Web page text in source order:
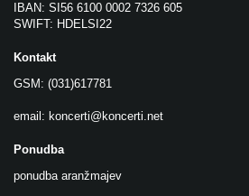
IBAN: SI56 6100 0002 7326 605
SWIFT: HDELSI22
Kontakt
GSM: (031)617781
email: koncerti@koncerti.net
Ponudba
ponudba aranžmajev